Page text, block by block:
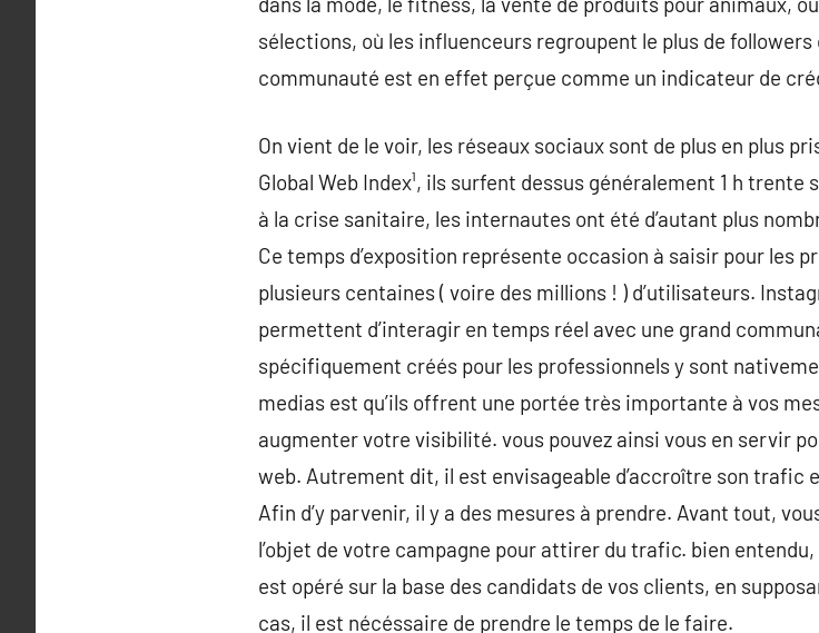
sélections, où les influenceurs regroupent le plus de
communauté est en effet perçue comme un indicateur de
On vient de le voir, les réseaux sociaux sont de plus en plus
Global Web Index¹, ils surfent dessus généralement 1 h
à la crise sanitaire, les internautes ont été d’autant plus
Ce temps d’exposition représente occasion à saisir pour les
plusieurs centaines ( voire des millions ! ) d’utilisateurs.
permettent d’interagir en temps réel avec une grand
spécifiquement créés pour les professionnels y sont
medias est qu’ils offrent une portée très importante à vos
augmenter votre visibilité. vous pouvez ainsi vous en servir
web. Autrement dit, il est envisageable d’accroître son trafic
Afin d’y parvenir, il y a des mesures à prendre. Avant tout,
l’objet de votre campagne pour attirer du trafic. bien
est opéré sur la base des candidats de vos clients, en
cas, il est nécéssaire de prendre le temps de le faire.